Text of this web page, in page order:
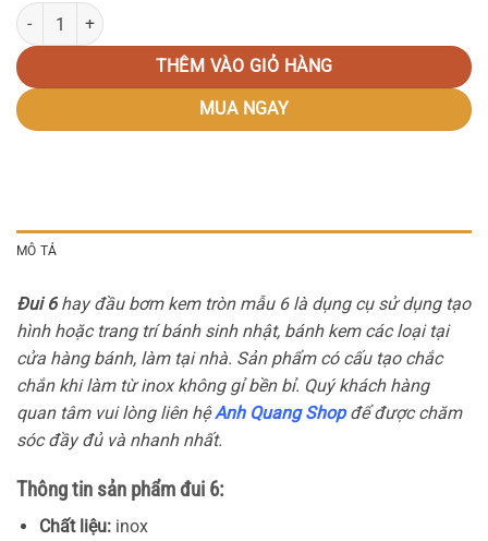
Đui 6 số lượng
THÊM VÀO GIỎ HÀNG
MUA NGAY
MÔ TẢ
Đui 6hay đầu bơm kem tròn mẫu 6 là dụng cụ sử dụng tạo
hình hoặc trang trí bánh sinh nhật, bánh kem các loại tại
cửa hàng bánh, làm tại nhà. Sản phẩm có cấu tạo chắc
chắn khi làm từ inox không gỉ bền bỉ. Quý khách hàng
quan tâm vui lòng liên hệAnh Quang Shopđể được chăm
sóc đầy đủ và nhanh nhất.
Thông tin sản phẩm đui 6:
Chất liệu:inox